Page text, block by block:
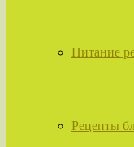
Питание
Рецепты